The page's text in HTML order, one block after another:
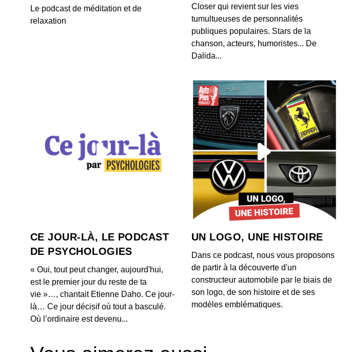
Le podcast de méditation et de
relaxation
Closer qui revient sur les vies
tumultueuses de personnalités
publiques populaires. Stars de la
chanson, acteurs, humoristes... De
Dalida...
CE JOUR-LÀ, LE PODCAST
DE PSYCHOLOGIES
« Oui, tout peut changer, aujourd'hui,
est le premier jour du reste de ta
vie »…, chantait Etienne Daho. Ce jour-
là… Ce jour décisif où tout a basculé.
Où l’ordinaire est devenu...
UN LOGO, UNE HISTOIRE
Dans ce podcast, nous vous proposons
de partir à la découverte d'un
constructeur automobile par le biais de
son logo, de son histoire et de ses
modèles emblématiques.